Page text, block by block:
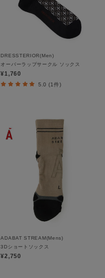
DRESSTERIOR(Men)
オーバーラップサークル ソックス
¥1,760
5.0 (1件)
ADABAT STREAM(Mens)
3Dショートソックス
¥2,750